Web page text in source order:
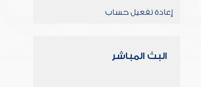
إعادة تفعيل حساب
البث المباشر